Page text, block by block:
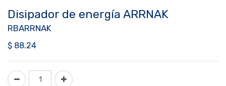
Disipador de energía ARRNAK
RBARRNAK
$ 88.24